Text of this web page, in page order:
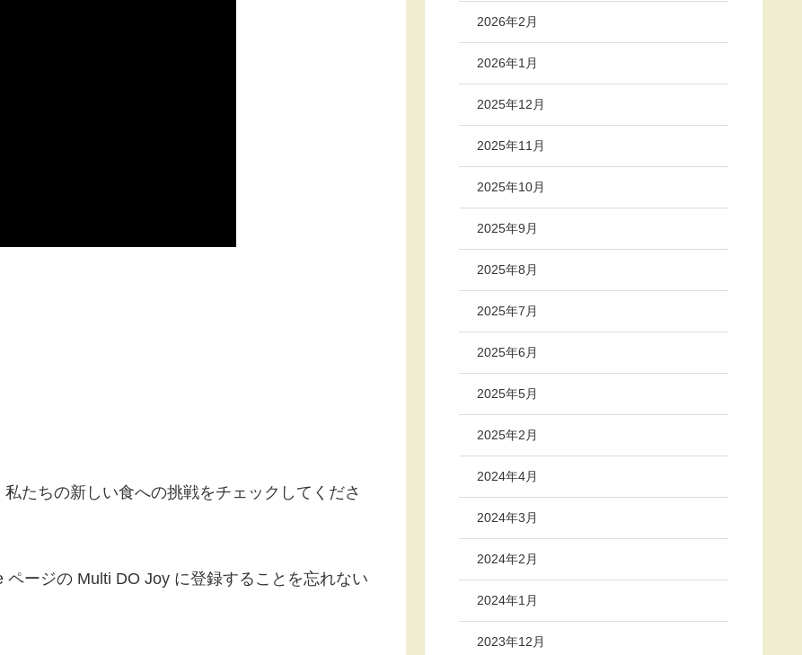
たちの新しい食への挑戦をチェックしてくださ
ージの Multi DO Joy に登録することを忘れない
2026年2月
2026年1月
2025年12月
2025年11月
2025年10月
2025年9月
2025年8月
2025年7月
2025年6月
2025年5月
2025年2月
2024年4月
2024年3月
2024年2月
2024年1月
2023年12月